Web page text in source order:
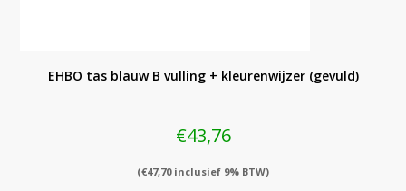
EHBO tas blauw B vulling + kleurenwijzer (gevuld)
€43,76
(€47,70inclusief 9% BTW)